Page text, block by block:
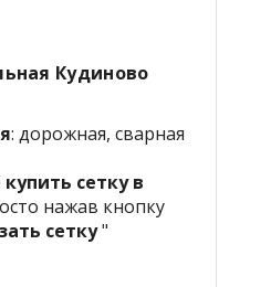
Кудиново
: дорожная, сварная
купить сетку в
нажав кнопку
сетку"